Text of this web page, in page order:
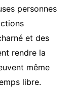
personnes
et des
rendre la
même
libre.